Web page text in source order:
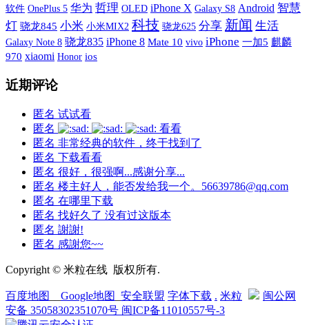
软件 OnePlus 5 华为 哲理 OLED iPhone X Galaxy S8 Android 智慧
灯 骁龙845 小米 小米MIX2 科技 骁龙625 分享 新闻 生活
Galaxy Note 8 骁龙835 iPhone 8 Mate 10 vivo iPhone 一加5 麒麟
970 xiaomi Honor ios
近期评论
匿名 试试看
匿名
看看
匿名 非常经典的软件，终于找到了
匿名 下载看看
匿名 很好，很强啊...感谢分享...
匿名 楼主好人，能否发给我一个。56639786@qq.com
匿名 在哪里下载
匿名 找好久了 没有过这版本
匿名 謝謝!
匿名 感謝您~~
Copyright © 米粒在线 版权所有.
百度地图 Google地图 安全联盟 字体下载 . 米粒
闽公网
安备 35058302351070号 闽ICP备11010557号-3